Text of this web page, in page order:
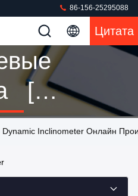
86-156-25295088
Цитата
[
Dynamic Inclinometer Онлайн